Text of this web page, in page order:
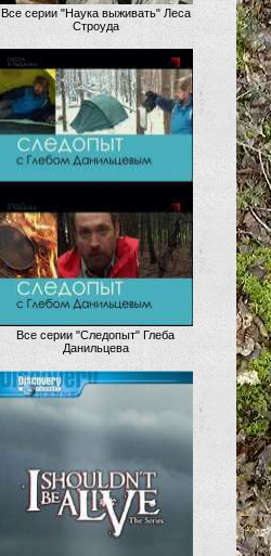
Все серии "Наука выживать" Леса
Строуда
Все серии "Следопыт" Глеба
Данильцева